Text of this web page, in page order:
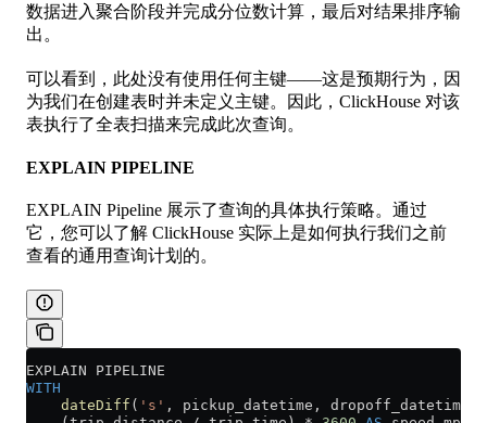
数据进入聚合阶段并完成分位数计算，最后对结果排序输
出。
可以看到，此处没有使用任何主键——这是预期行为，因
为我们在创建表时并未定义主键。因此，ClickHouse 对该
表执行了全表扫描来完成此次查询。
EXPLAIN PIPELINE
EXPLAIN Pipeline 展示了查询的具体执行策略。通过
它，您可以了解 ClickHouse 实际上是如何执行我们之前
查看的通用查询计划的。
EXPLAIN PIPELINE
WITH
    dateDiff
( 's' , pickup_datetime, dropoff_datetime)